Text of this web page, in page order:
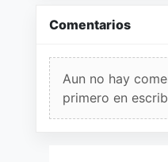
Comentarios
Aun no hay
primero en